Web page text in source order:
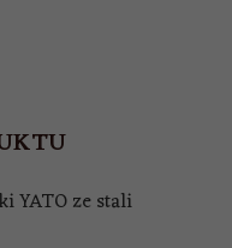
YATO ze stali